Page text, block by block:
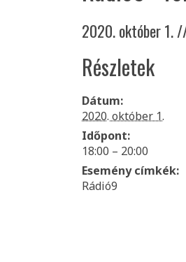
2020. október 1.
Részletek
Dátum:
2020. október 1.
Időpont:
18:00 – 20:00
Esemény címkék:
Rádió9